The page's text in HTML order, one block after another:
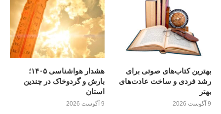
بهترین کتاب‌های صوتی برای
رشد فردی و ساخت عادت‌های
بهتر
9 آگوست 2026
هشدار هواشناسی ۱۴۰۵؛
بارش و گردوخاک در چندین
استان
9 آگوست 2026